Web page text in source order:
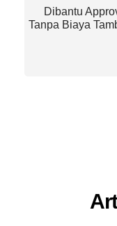
Dibantu
Tanpa Biaya